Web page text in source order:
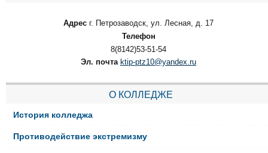
Адрес г. Петрозаводск, ул. Лесная, д. 17
Телефон
8(8142)53-51-54
Эл. почта ktip-ptz10@yandex.ru
О КОЛЛЕДЖЕ
История колледжа
Противодействие экстремизму